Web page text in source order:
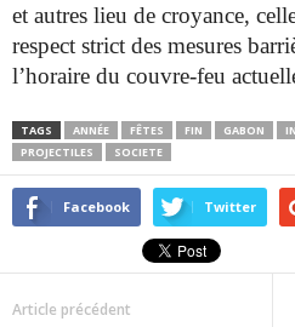
et autres lieu de croyance,
respect strict des mesures
l’horaire du couvre-feu
TAGS ANNÉE FÊTES FIN GABON
PROJECTILES
SOCIETE
Facebook Twitter
Article précédent